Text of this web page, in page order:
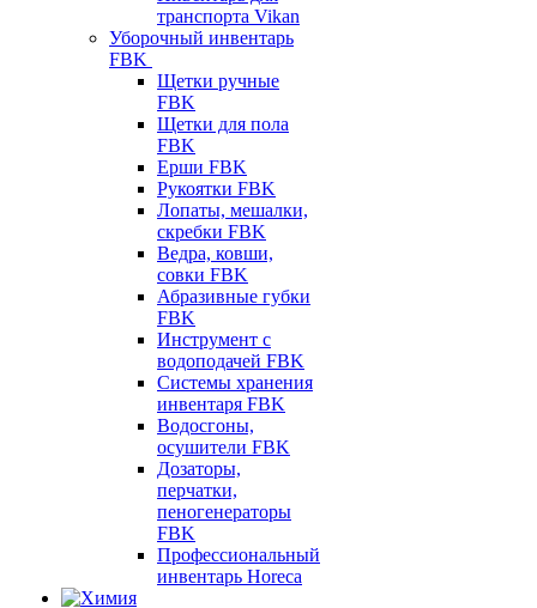
транспорта Vikan
Уборочный инвентарь
FBK
Щетки ручные
FBK
Щетки для пола
FBK
Ерши FBK
Рукоятки FBK
Лопаты, мешалки,
скребки FBK
Ведра, ковши,
совки FBK
Абразивные губки
FBK
Инструмент с
водоподачей FBK
Системы хранения
инвентаря FBK
Водосгоны,
осушители FBK
Дозаторы,
перчатки,
пеногенераторы
FBK
Профессиональный
инвентарь Horeca